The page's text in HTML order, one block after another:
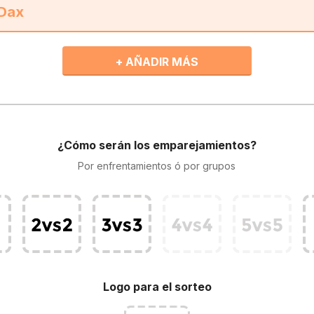
+ AÑADIR MÁS
¿Cómo serán los emparejamientos?
Por enfrentamientos ó por grupos
Logo para el sorteo